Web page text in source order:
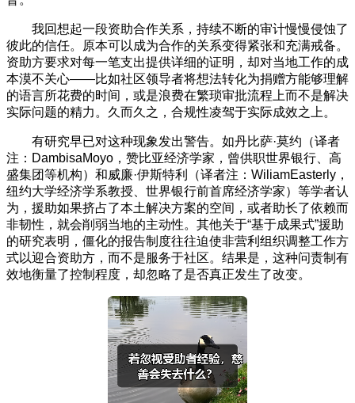
我回想起一段资助合作关系，持续不断的审计慢慢侵蚀了
彼此的信任。原本可以成为合作的关系变得紧张和充满戒备。
资助方要求对每一笔支出提供详细的证明，却对当地工作的成
本漠不关心——比如社区领导者将想法转化为捐赠方能够理解
的语言所花费的时间，或是浪费在繁琐审批流程上而不是解决
实际问题的精力。久而久之，合规性凌驾于实际成效之上。
有研究早已对这种现象发出警告。如丹比萨·莫约（译者
注：DambisaMoyo，赞比亚经济学家，曾供职世界银行、高
盛集团等机构）和威廉·伊斯特利（译者注：WiliamEasterly，
纽约大学经济学系教授、世界银行前首席经济学家）等学者认
为，援助如果挤占了本土解决方案的空间，或者助长了依赖而
非韧性，就会削弱当地的主动性。其他关于“基于成果式”援助
的研究表明，僵化的报告制度往往迫使非营利组织调整工作方
式以迎合资助方，而不是服务于社区。结果是，这种问责制有
效地衡量了控制程度，却忽略了是否真正发生了改变。